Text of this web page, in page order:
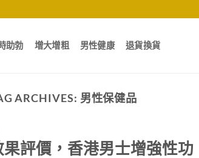
助勃 增大增粗 男性健康 退貨換貨
ARCHIVES: 男性保健品
評價，香港男士增強性功